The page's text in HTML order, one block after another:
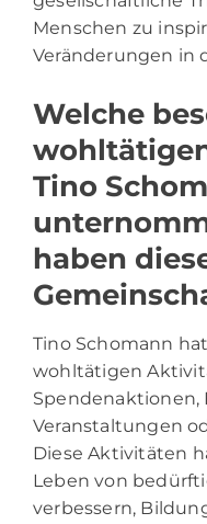
Menschen zu
Veränderungen in
Welche
Tino
haben
Tino Schomann
wohltätigen
Spendenaktionen,
Veranstaltungen
Diese Aktivitäten
Leben von
verbessern,